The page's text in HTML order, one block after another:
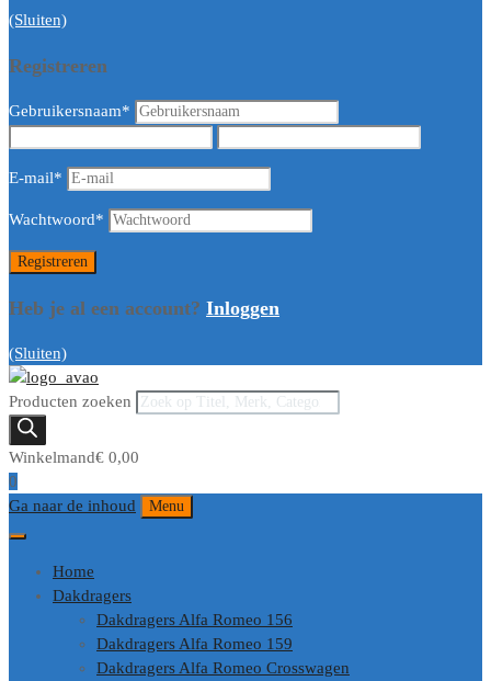
(Sluiten)
Registreren
Gebruikersnaam*
E-mail*
Wachtwoord*
Heb je al een account? Inloggen
(Sluiten)
Producten zoeken
Winkelmand€ 0,00
0
Ga naar de inhoud
Menu
Home
Dakdragers
Dakdragers Alfa Romeo 156
Dakdragers Alfa Romeo 159
Dakdragers Alfa Romeo Crosswagen